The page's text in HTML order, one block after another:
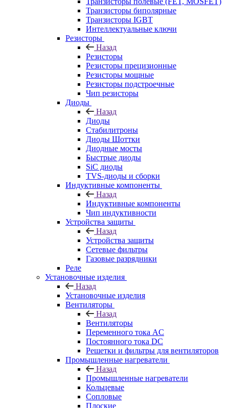
Транзисторы биполярные
Транзисторы IGBT
Интеллектуальные ключи
Резисторы
Назад
Резисторы
Резисторы прецизионные
Резисторы мощные
Резисторы подстроечные
Чип резисторы
Диоды
Назад
Диоды
Стабилитроны
Диоды Шоттки
Диодные мосты
Быстрые диоды
SiC диоды
TVS-диоды и сборки
Индуктивные компоненты
Назад
Индуктивные компоненты
Чип индуктивности
Устройства защиты
Назад
Устройства защиты
Сетевые фильтры
Газовые разрядники
Реле
Установочные изделия
Назад
Установочные изделия
Вентиляторы
Назад
Вентиляторы
Переменного тока AC
Постоянного тока DC
Решетки и фильтры для вентиляторов
Промышленные нагреватели
Назад
Промышленные нагреватели
Кольцевые
Сопловые
Плоские